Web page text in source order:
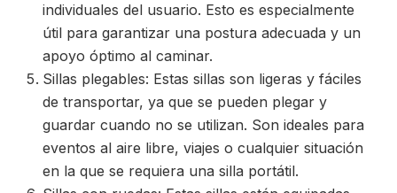
individuales del usuario. Esto es especialmente
útil para garantizar una postura adecuada y un
apoyo óptimo al caminar.
Sillas plegables: Estas sillas son ligeras y fáciles
de transportar, ya que se pueden plegar y
guardar cuando no se utilizan. Son ideales para
eventos al aire libre, viajes o cualquier situación
en la que se requiera una silla portátil.